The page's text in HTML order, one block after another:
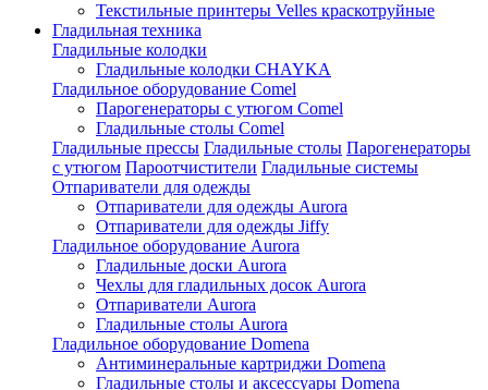
Текстильные принтеры Velles краскотруйные
Гладильная техника
Гладильные колодки
Гладильные колодки CHAYKA
Гладильное оборудование Comel
Парогенераторы с утюгом Comel
Гладильные столы Comel
Гладильные прессы Гладильные столы Парогенераторы
с утюгом Пароотчистители Гладильные системы
Отпариватели для одежды
Отпариватели для одежды Aurora
Отпариватели для одежды Jiffy
Гладильное оборудование Aurora
Гладильные доски Aurora
Чехлы для гладильных досок Aurora
Отпариватели Aurora
Гладильные столы Aurora
Гладильное оборудование Domena
Антиминеральные картриджи Domena
Гладильные столы и аксессуары Domena